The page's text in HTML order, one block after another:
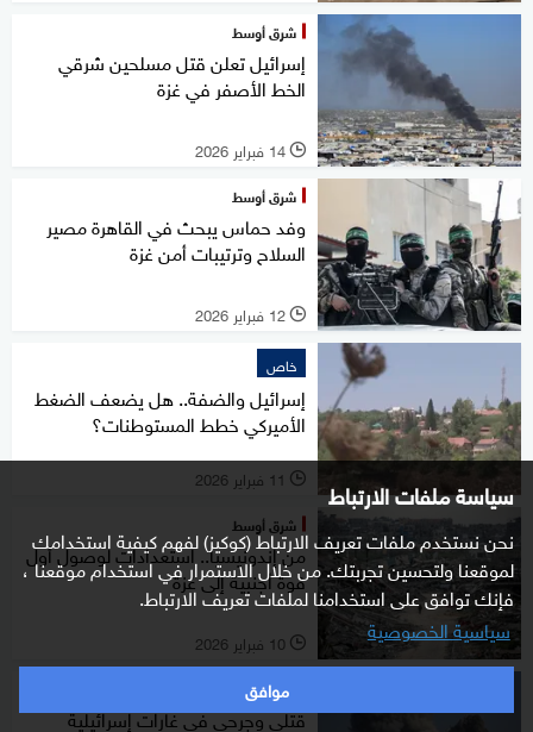
سياسة ملفات الارتباط
نحن نستخدم ملفات تعريف الارتباط (كوكيز) لفهم كيفية استخدامك
لموقعنا ولتحسين تجربتك. من خلال الاستمرار في استخدام موقعنا ،
فإنك توافق على استخدامنا لملفات تعريف الارتباط.
سياسية الخصوصية
موافق
شرق أوسط
إسرائيل تعلن قتل مسلحين شرقي
الخط الأصفر في غزة
l 14 فبراير 2026
شرق أوسط
وفد حماس يبحث في القاهرة مصير
السلاح وترتيبات أمن غزة
l 12 فبراير 2026
خاص
إسرائيل والضفة.. هل يضعف الضغط
الأميركي خطط المستوطنات؟
l 11 فبراير 2026
شرق أوسط
من إندونيسيا.. استعدادات لوصول أول
قوة أجنبية إلى غزة
l 10 فبراير 2026
شرق أوسط
قتلى وجرحى في غارات إسرائيلية